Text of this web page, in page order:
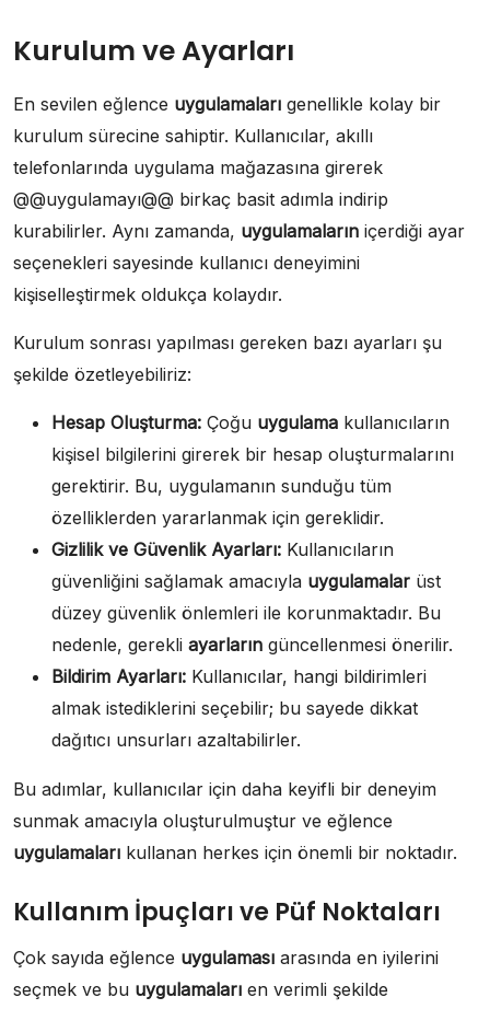
Kurulum ve Ayarları
En sevilen eğlence uygulamaları genellikle kolay bir
kurulum sürecine sahiptir. Kullanıcılar, akıllı
telefonlarında uygulama mağazasına girerek
@@uygulamayı@@ birkaç basit adımla indirip
kurabilirler. Aynı zamanda, uygulamaların içerdiği ayar
seçenekleri sayesinde kullanıcı deneyimini
kişiselleştirmek oldukça kolaydır.
Kurulum sonrası yapılması gereken bazı ayarları şu
şekilde özetleyebiliriz:
Hesap Oluşturma: Çoğu uygulama kullanıcıların
kişisel bilgilerini girerek bir hesap oluşturmalarını
gerektirir. Bu, uygulamanın sunduğu tüm
özelliklerden yararlanmak için gereklidir.
Gizlilik ve Güvenlik Ayarları: Kullanıcıların
güvenliğini sağlamak amacıyla uygulamalar üst
düzey güvenlik önlemleri ile korunmaktadır. Bu
nedenle, gerekli ayarların güncellenmesi önerilir.
Bildirim Ayarları: Kullanıcılar, hangi bildirimleri
almak istediklerini seçebilir; bu sayede dikkat
dağıtıcı unsurları azaltabilirler.
Bu adımlar, kullanıcılar için daha keyifli bir deneyim
sunmak amacıyla oluşturulmuştur ve eğlence
uygulamaları kullanan herkes için önemli bir noktadır.
Kullanım İpuçları ve Püf Noktaları
Çok sayıda eğlence uygulaması arasında en iyilerini
seçmek ve bu uygulamaları en verimli şekilde